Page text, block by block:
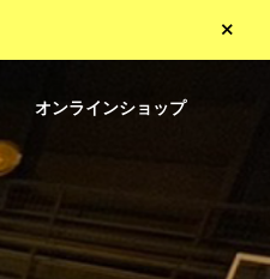
オンラインショップ